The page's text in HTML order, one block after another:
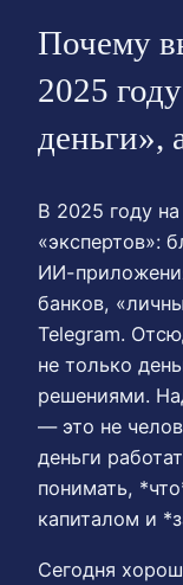
Почему
2025
деньги»,
В 2025 году
«экспертов»:
ИИ-
банков,
Telegram.
не только
решениями.
— это не
деньги
понимать,
капиталом и
Сегодня